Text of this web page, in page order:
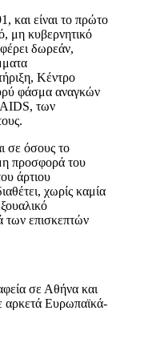
και είναι το πρώτο
μη κυβερνητικό
δωρεάν,
Κέντρο
φάσμα αναγκών
των
σε όσους το
προσφορά του
άρτιου
χωρίς καμία
των επισκεπτών
σε Αθήνα και
αρκετά Ευρωπαϊκά-